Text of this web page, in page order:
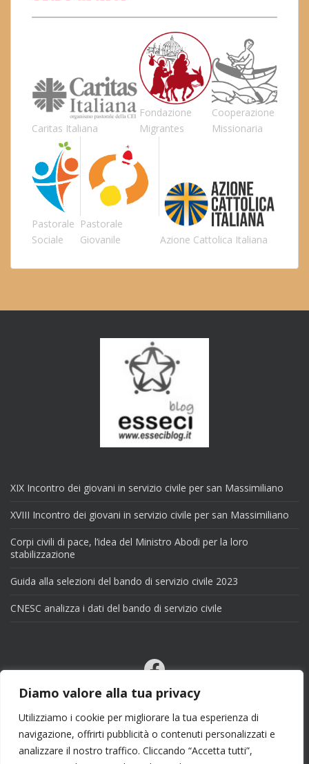
Diamo valore alla tua privacy
Utilizziamo i cookie per migliorare la tua esperienza di
navigazione, offrirti pubblicità o contenuti personalizzati e
analizzare il nostro traffico. Cliccando “Accetta tutti”,
Caritas Italiana
Fondazione
Migrantes
Cooperazione
Missionaria
Pastorale
Sociale
Pastorale
Giovanile
Azione Cattolica Italiana
XIX Incontro dei giovani in servizio civile per san Massimiliano
XVIII Incontro dei giovani in servizio civile per san Massimiliano
Corpi civili di pace, l’idea del Ministro Abodi per la loro
stabilizzazione
Guida alla selezioni del bando di servizio civile 2023
CNESC analizza i dati del bando di servizio civile
Facebook
Email
X